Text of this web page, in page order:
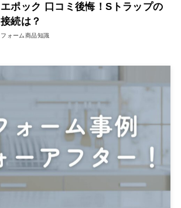
ポック 口コミ後悔！Sトラップの
続は？
フォーム商品知識